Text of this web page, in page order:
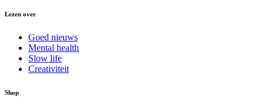
Lezen over
Goed nieuws
Mental health
Slow life
Creativiteit
Shop